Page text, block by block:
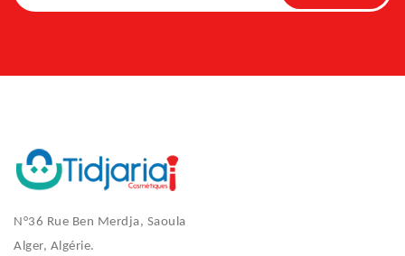
N°36 Rue Ben Merdja, Saoula
Alger, Algérie.